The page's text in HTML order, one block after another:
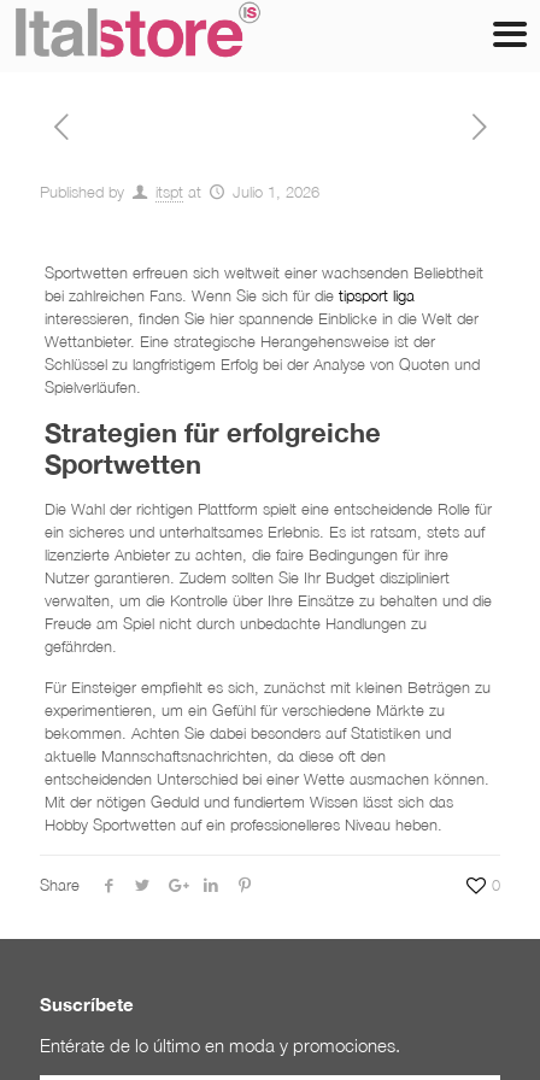
Published by itspt at Julio 1, 2026
Sportwetten erfreuen sich weltweit einer wachsenden Beliebtheit
bei zahlreichen Fans. Wenn Sie sich für die tipsport liga
interessieren, finden Sie hier spannende Einblicke in die Welt der
Wettanbieter. Eine strategische Herangehensweise ist der
Schlüssel zu langfristigem Erfolg bei der Analyse von Quoten und
Spielverläufen.
Strategien für erfolgreiche
Sportwetten
Die Wahl der richtigen Plattform spielt eine entscheidende Rolle für
ein sicheres und unterhaltsames Erlebnis. Es ist ratsam, stets auf
lizenzierte Anbieter zu achten, die faire Bedingungen für ihre
Nutzer garantieren. Zudem sollten Sie Ihr Budget diszipliniert
verwalten, um die Kontrolle über Ihre Einsätze zu behalten und die
Freude am Spiel nicht durch unbedachte Handlungen zu
gefährden.
Für Einsteiger empfiehlt es sich, zunächst mit kleinen Beträgen zu
experimentieren, um ein Gefühl für verschiedene Märkte zu
bekommen. Achten Sie dabei besonders auf Statistiken und
aktuelle Mannschaftsnachrichten, da diese oft den
entscheidenden Unterschied bei einer Wette ausmachen können.
Mit der nötigen Geduld und fundiertem Wissen lässt sich das
Hobby Sportwetten auf ein professionelleres Niveau heben.
Share 0
Suscríbete
Entérate de lo último en moda y promociones.